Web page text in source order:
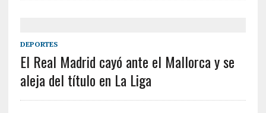
DEPORTES
El Real Madrid cayó ante el Mallorca y se
aleja del título en La Liga